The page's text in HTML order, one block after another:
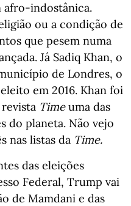
afro-indostânica.
ou a condição de
que pesem numa
Já Sadiq Khan, o
de Londres, o
em 2016. Khan foi
Timeuma das
do planeta. Não vejo
nas listas da Time.
das eleições
Federal, Trump vai
de Mamdani e das